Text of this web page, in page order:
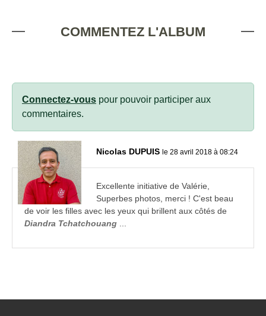
COMMENTEZ L'ALBUM
Connectez-vous pour pouvoir participer aux
commentaires.
Nicolas DUPUIS le 28 avril 2018 à 08:24
Excellente initiative de Valérie,
Superbes photos, merci ! C'est beau
de voir les filles avec les yeux qui brillent aux côtés de
Diandra Tchatchouang